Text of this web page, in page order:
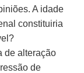
A idade
constituiria
de alteração
de